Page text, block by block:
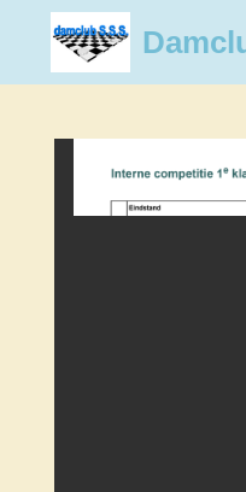
naar
hoofdinhoud